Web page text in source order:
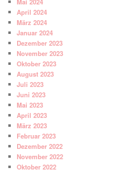
April 2024
März 2024
Januar 2024
Dezember 2023
November 2023
Oktober 2023
August 2023
Juli 2023
Juni 2023
Mai 2023
April 2023
März 2023
Februar 2023
Dezember 2022
November 2022
Oktober 2022